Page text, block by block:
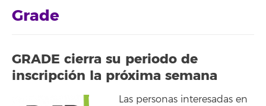
Grade
GRADE cierra su periodo de
inscripción la próxima semana
Las personas interesadas en